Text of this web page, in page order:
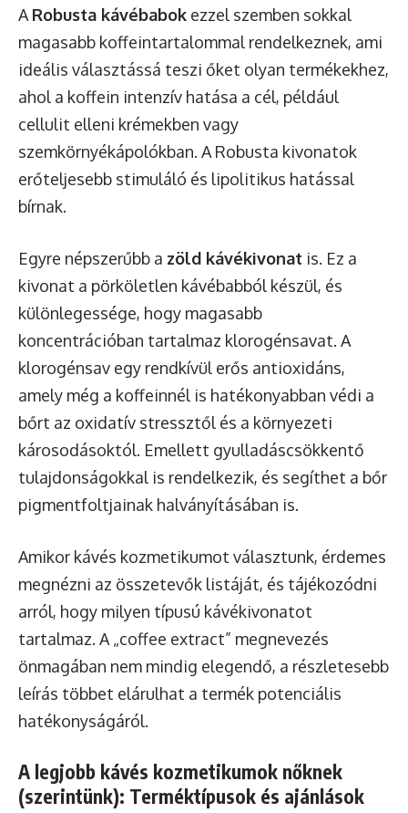
A Robusta kávébabok ezzel szemben sokkal
magasabb koffeintartalommal rendelkeznek, ami
ideális választássá teszi őket olyan termékekhez,
ahol a koffein intenzív hatása a cél, például
cellulit elleni krémekben vagy
szemkörnyékápolókban. A Robusta kivonatok
erőteljesebb stimuláló és lipolitikus hatással
bírnak.
Egyre népszerűbb a zöld kávékivonat is. Ez a
kivonat a pörköletlen kávébabból készül, és
különlegessége, hogy magasabb
koncentrációban tartalmaz klorogénsavat. A
klorogénsav egy rendkívül erős antioxidáns,
amely még a koffeinnél is hatékonyabban védi a
bőrt az oxidatív stressztől és a környezeti
károsodásoktól. Emellett gyulladáscsökkentő
tulajdonságokkal is rendelkezik, és segíthet a bőr
pigmentfoltjainak halványításában is.
Amikor kávés kozmetikumot választunk, érdemes
megnézni az összetevők listáját, és tájékozódni
arról, hogy milyen típusú kávékivonatot
tartalmaz. A „coffee extract” megnevezés
önmagában nem mindig elegendő, a részletesebb
leírás többet elárulhat a termék potenciális
hatékonyságáról.
A legjobb kávés kozmetikumok nőknek
(szerintünk): Terméktípusok és ajánlások